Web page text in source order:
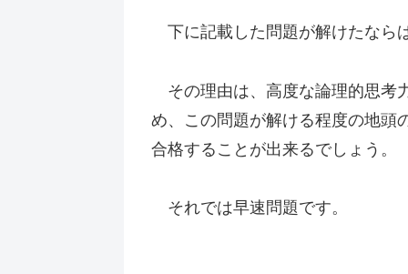
下に記載した問題が解けたなら
その理由は、高度な論理的思考
め、この問題が解ける程度の地頭
合格することが出来るでしょう。
それでは早速問題です。